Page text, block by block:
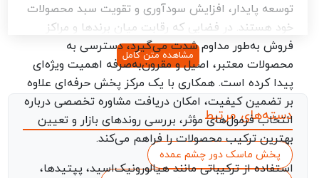
توسعه پایدار، افزایش سودآوری و تقویت سبد محصولات
خود هستند. در فضایی که رقابت میان برندها و مراکز
فروش به‌طور مداوم شدت می‌گیرد، دسترسی به
محصولات معتبر، اصیل و مقرون‌به‌صرفه اهمیت ویژه‌ای
پیدا کرده است. همکاری با یک مرکز پخش حرفه‌ای علاوه
بر تضمین کیفیت، امکان دریافت مشاوره تخصصی درباره
انتخاب فرمول‌های مؤثر، بررسی روندهای بازار و تعیین
بهترین ترکیب محصولات را فراهم می‌کند.
استفاده از ترکیباتی مانند هیالورونیک‌اسید، پپتیدها،
مشاهده متن کامل
دسته‌های مرتبط
پخش ماسک دور چشم عمده